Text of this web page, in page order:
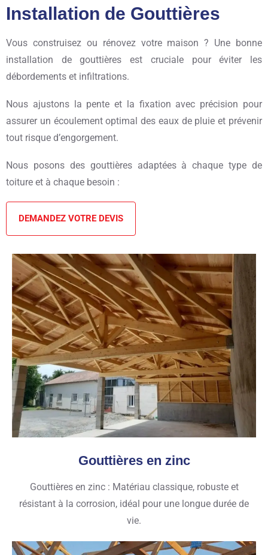
Installation de Gouttières
Vous construisez ou rénovez votre maison ? Une bonne
installation de gouttières est cruciale pour éviter les
débordements et infiltrations.
Nous ajustons la pente et la fixation avec précision pour
assurer un écoulement optimal des eaux de pluie et prévenir
tout risque d’engorgement.
Nous posons des gouttières adaptées à chaque type de
toiture et à chaque besoin :
DEMANDEZ VOTRE DEVIS
Gouttières en zinc
Gouttières en zinc : Matériau classique, robuste et
résistant à la corrosion, idéal pour une longue durée de
vie.